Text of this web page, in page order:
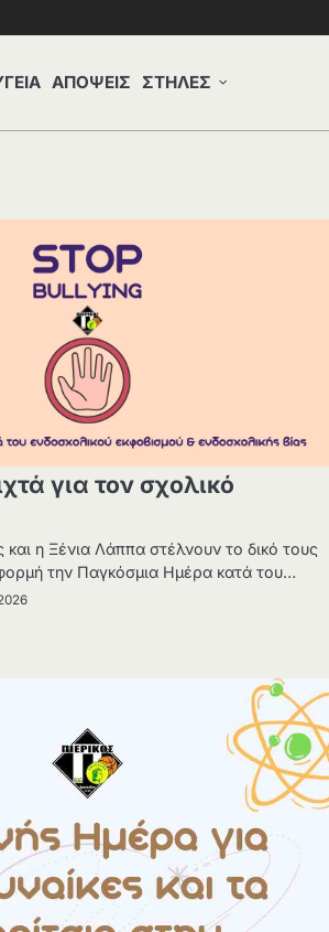
ΑΠΟΨΕΙΣ ΣΤΗΛΕΣ
για τον σχολικό
η Ξένια Λάππα στέλνουν το δικό τους
την Παγκόσμια Ημέρα κατά του…